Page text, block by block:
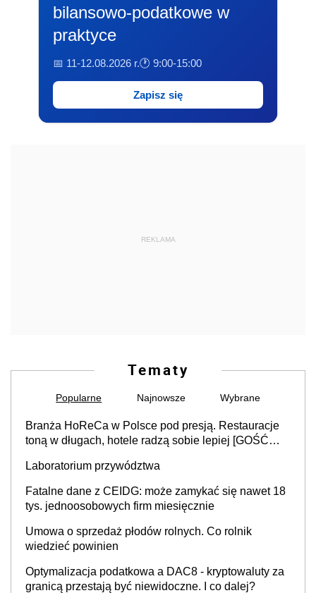
bilansowo-podatkowe w
praktyce
📅 11-12.08.2026 r.🕐 9:00-15:00
Zapisz się
REKLAMA
Tematy
Popularne Najnowsze Wybrane
Branża HoReCa w Polsce pod presją. Restauracje
toną w długach, hotele radzą sobie lepiej [GOŚĆ
Laboratorium przywództwa
Fatalne dane z CEIDG: może zamykać się nawet 18
tys. jednoosobowych firm miesięcznie
Umowa o sprzedaż płodów rolnych. Co rolnik
wiedzieć powinien
Optymalizacja podatkowa a DAC8 - kryptowaluty za
granicą przestają być niewidoczne. I co dalej?